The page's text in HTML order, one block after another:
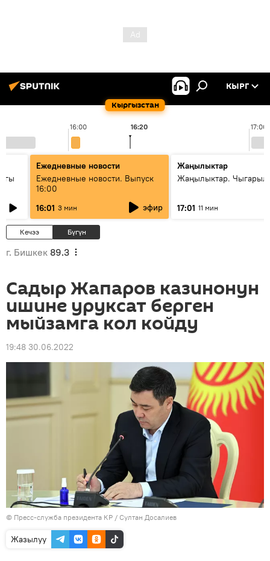
Кыргызстан
КЫРГ
16:00 17:00
16:20
Ежедневные новости
Ежедневные новости. Выпуск
16:00
16:01 3 мин эфир
Жаңылыктар
Жаңылыктар.
17:01 11 мин
Кечээ Бүгүн
г. Бишкек 89.3
Садыр Жапаров казинонун
ишине уруксат берген
мыйзамга кол койду
19:48 30.06.2022
© Пресс-служба президента КР / Султан Досалиев
Жазылуу